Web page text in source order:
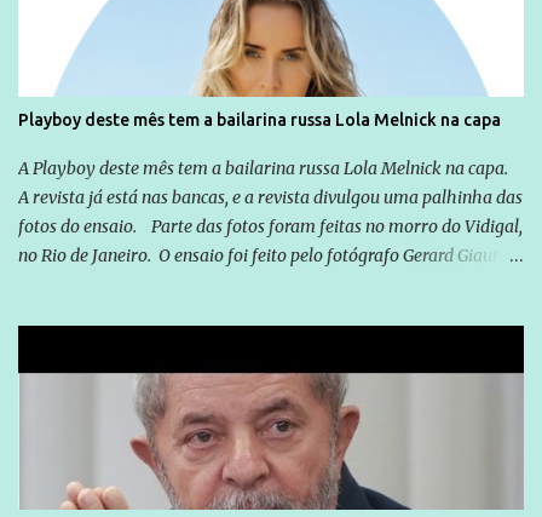
que possibilite distribuir não só informações, mas que gere de
forma consistente a riqueza do conhecimento... Exemplo: o
cidadão brasileiro não precisa só ser informado sobre operações
da Lava Jato, Reformas que podem retirar ou não direitos, ou
quem vai ser preso ou não; é preciso levar até as pessoas, do mais
simples ao mais burguês, o que diz a nossa Constituição, quais são
seus direitos e deveres em ...
Playboy deste mês tem a bailarina russa Lola Melnick na capa
A Playboy deste mês tem a bailarina russa Lola Melnick na capa.
A revista já está nas bancas, e a revista divulgou uma palhinha das
fotos do ensaio. Parte das fotos foram feitas no morro do Vidigal,
no Rio de Janeiro. O ensaio foi feito pelo fotógrafo Gerard Giaume